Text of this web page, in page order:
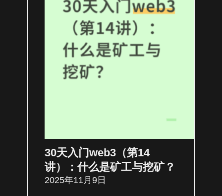
30天入门web3（第14
讲）：什么是矿工与挖矿？
2025年11月9日